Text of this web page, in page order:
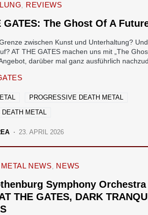
REVIEWS
GATES: The Ghost Of A
zwischen Kunst und Unterhaltung?
AT THE GATES machen uns mit „The
darüber mal ganz ausführlich
PROGRESSIVE DEATH METAL
DEATH METAL
23. APRIL 2026
NEWS NEWS
Symphony
THE GATES, DARK